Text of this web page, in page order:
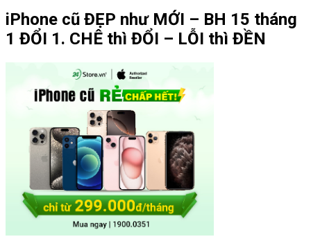
iPhone cũ ĐẸP như MỚI – BH 15 tháng
1 ĐỔI 1. CHÊ thì ĐỔI – LỖI thì ĐỀN